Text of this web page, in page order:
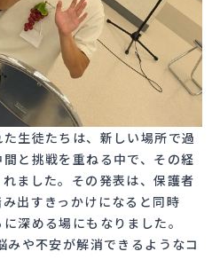
生徒たちは、新しい場所で過
と挑戦を重ねる中で、その経
ました。その発表は、保護者
出すきっかけになると同時
深める場にもなりました。
みや不安が解消できるようなコ